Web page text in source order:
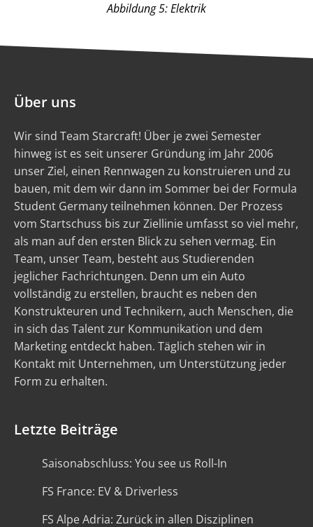
Abbildung 5: Elektrik
Über uns
Wir sind Team Starcraft! Über je zwei Semester
hinweg ist es seit unserer Gründung im Jahr 2006
unser Ziel, einen Rennwagen zu konstruieren und zu
bauen, mit dem wir dann im Sommer bei der Formula
Student Germany teilnehmen können. Der Prozess
vom Startschuss bis zur Ziellinie umfasst so viel mehr,
als man auf den ersten Blick zu sehen vermag. Ein
Team, unser Team, besteht aus Studierenden
jeglicher Fachrichtungen. Denn um ein Auto
vollständig zu erstellen, braucht es neben den
Konstrukteuren und Technikern, auch Menschen, die
in sich das Talent zur Kommunikation und dem
Marketing entdeckt haben. Täglich stehen wir in
Kontakt mit Unternehmen, um Unterstützung jeder
Form zu erhalten.
Letzte Beiträge
Saisonabschluss: You see us Roll-In
FS France: EV & Driverless
FS Alpe Adria: Zurück in allen Disziplinen